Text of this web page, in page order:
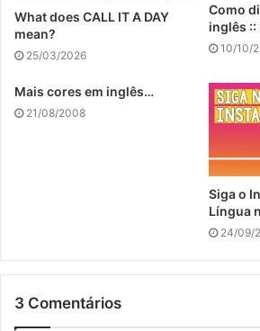
What does CALL IT A DAY
mean?
25/03/2026
Como
inglês ::
10/10/
Mais cores em inglês…
21/08/2008
Siga o
Língua
24/09/
3 Comentários